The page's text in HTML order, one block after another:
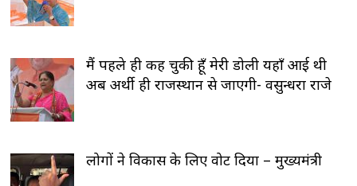
मैं पहले ही कह चुकी हूँ मेरी डोली यहाँ आई थी
अब अर्थी ही राजस्थान से जाएगी- वसुन्धरा राजे
लोगों ने विकास के लिए वोट दिया – मुख्यमंत्री